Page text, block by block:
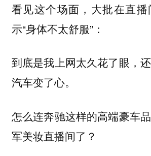
看见这个场面，大批在直
示“身体不太舒服”：
到底是我上网太久花了眼，
汽车变了心。
怎么连奔驰这样的高端豪车
军美妆直播间了？